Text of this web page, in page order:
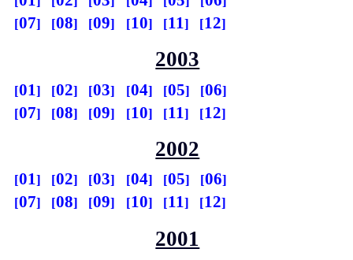
07
08 09 10 11 12
2003
01 02 03 04 05
06
07
08 09 10 11 12
2002
01 02 03 04 05
06
07
08 09 10 11 12
2001